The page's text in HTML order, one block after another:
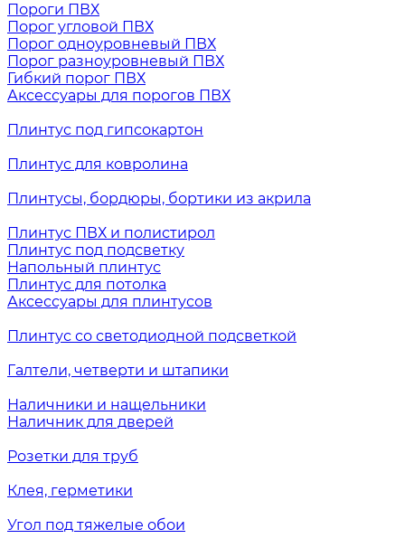
Пороги ПВХ
Порог угловой ПВХ
Порог одноуровневый ПВХ
Порог разноуровневый ПВХ
Гибкий порог ПВХ
Аксессуары для порогов ПВХ
Плинтус под гипсокартон
Плинтус для ковролина
Плинтусы, бордюры, бортики из акрила
Плинтус ПВХ и полистирол
Плинтус под подсветку
Напольный плинтус
Плинтус для потолка
Аксессуары для плинтусов
Плинтус со светодиодной подсветкой
Галтели, четверти и штапики
Наличники и нащельники
Наличник для дверей
Розетки для труб
Клея, герметики
Угол под тяжелые обои